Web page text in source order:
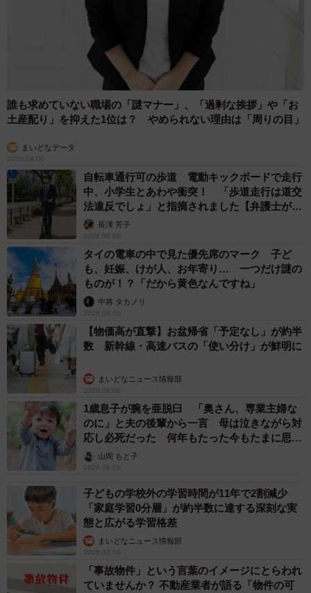
誰も求めていない職場の「謎マナー」、「過剰な挨拶」や「お
土産配り」を抑えた1位は？ やめられない理由は「周りの目」
まいどなデータ
2026.08.06
自転車通行可の歩道 電動キックボードで走行
中、小学生とあわや衝突！ 「歩道走行は道交
法違反でしょ」と指摘されました【弁護士が解
説】長澤 芳子
2026.08.06
タイの電車の中で見た優先席のマーク 子ど
も、妊娠、けが人、お年寄り… 一つだけ謎の
ものが！？「だから黄色なんですね」
中将 タカノリ
2026.08.06
【物価高が直撃】お盆帰省「予定なし」が約半
数 新幹線・高速バスの「使い分け」が鮮明に
まいどなニュース情報部
2026.08.06
1歳息子が腕を亜脱臼 「奥さん、専業主婦な
のに」と夫の後輩から一言 母は泣きながら対
応し必死だった 何年もたった今もたまに思い
出し…山岡 もと子
2026.08.06
子どもの学校外の学習時間が11年で2割減少
「家庭学習0分層」が約半数に達する深刻な実
態と広がる学習格差
まいどなニュース情報部
2026.08.06
「事故物件」という言葉のイメージにとらわれ
ていませんか？ 不動産業者が語る「物件の可